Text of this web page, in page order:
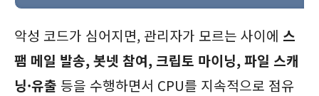
악성 코드가 심어지면, 관리자가 모르는 사이에 스
팸 메일 발송, 봇넷 참여, 크립토 마이닝, 파일 스캐
닝·유출 등을 수행하면서 CPU를 지속적으로 점유